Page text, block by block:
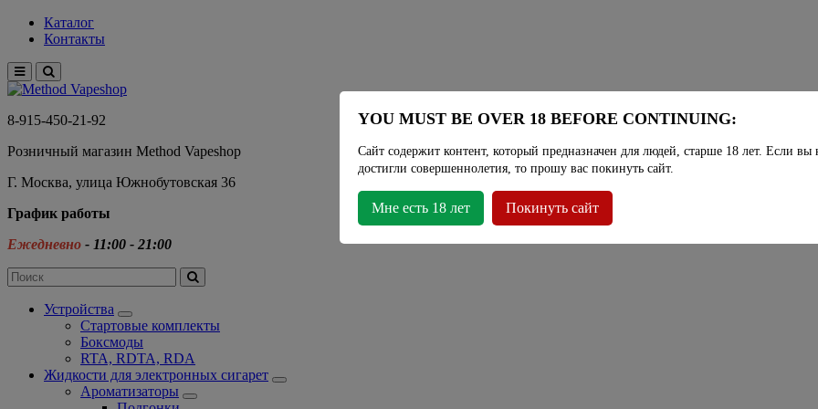
Каталог
Контакты
8-915-450-21-92
Розничный магазин Method Vapeshop
Г. Москва, улица Южнобутовская 36
График работы
Ежедневно - 11:00 - 21:00
Устройства
Стартовые комплекты
Боксмоды
RTA, RDTA, RDA
Жидкости для электронных сигарет
Ароматизаторы
YOU MUST BE OVER 18 BEFORE CONTINUING:
Сайт содержит контент, который предназначен для людей, старше 18 лет. Если вы
достигли совершеннолетия, то прошу вас покинуть сайт.
Мне есть 18 лет Покинуть сайт